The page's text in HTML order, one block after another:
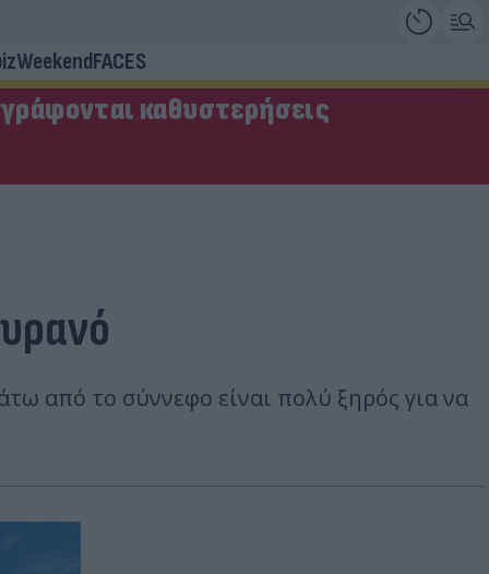
WeekendFACES
καθυστερήσεις
από το σύννεφο είναι πολύ ξηρός για να